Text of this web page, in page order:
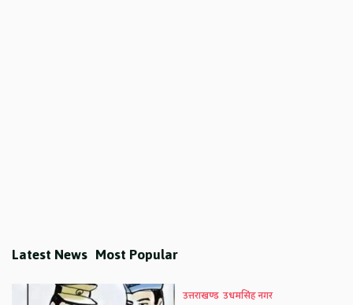
Latest News Most Popular
उत्तराखण्ड उधमसिंह नगर